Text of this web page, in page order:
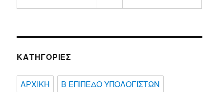
ΚΑΤΗΓΟΡΊΕΣ
ΑΡΧΙΚΗ
Β ΕΠΙΠΕΔΟ ΥΠΟΛΟΓΙΣΤΩΝ